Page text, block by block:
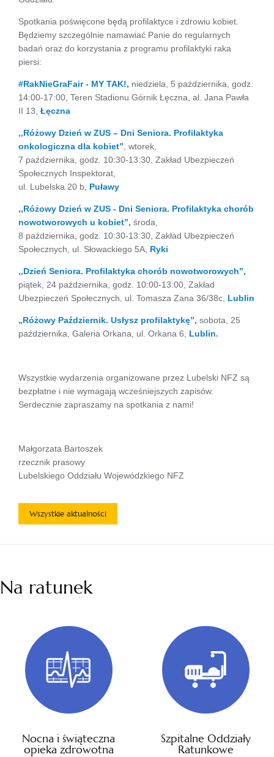
Spotkania poświęcone będą profilaktyce i zdrowiu kobiet.
Będziemy szczególnie namawiać Panie do regularnych
badań oraz do korzystania z programu profilaktyki raka
piersi:
#RakNieGraFair - MY TAK!, niedziela, 5 października, godz.
14:00-17:00, Teren Stadionu Górnik Łęczna, al. Jana Pawła
II 13, Łęczna
,,Różowy Dzień w ZUS – Dni Seniora. Profilaktyka
onkologiczna dla kobiet” , wtorek,
7 października, godz. 10:30-13:30, Zakład Ubezpieczeń
Społecznych Inspektorat,
ul. Lubelska 20 b, Puławy
,,Różowy Dzień w ZUS - Dni Seniora. Profilaktyka chorób
nowotworowych u kobiet”, środa,
8 października, godz. 10:30-13:30, Zakład Ubezpieczeń
Społecznych, ul. Słowackiego 5A, Ryki
,,Dzień Seniora. Profilaktyka chorób nowotworowych”,
piątek, 24 października, godz. 10:00-13:00, Zakład
Ubezpieczeń Społecznych, ul. Tomasza Zana 36/38c, Lublin
„Różowy Październik. Usłysz profilaktykę”, sobota, 25
października, Galeria Orkana, ul. Orkana 6, Lublin.
Wszystkie wydarzenia organizowane przez Lubelski NFZ są
bezpłatne i nie wymagają wcześniejszych zapisów.
Serdecznie zapraszamy na spotkania z nami!
Małgorzata Bartoszek
rzecznik prasowy
Lubelskiego Oddziału Wojewódzkiego NFZ
Wszystkie aktualności
Na ratunek
Nocna i świąteczna
opieka zdrowotna
Szpitalne Oddziały
Ratunkowe